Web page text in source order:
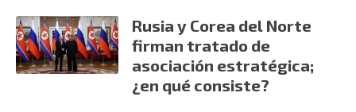
Rusia y Corea del Norte
firman tratado de
asociación estratégica;
¿en qué consiste?